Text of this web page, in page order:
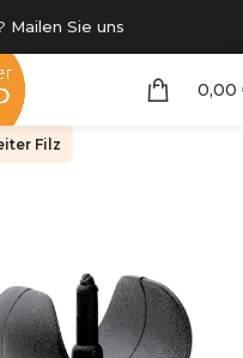
Mailen Sie uns
0,00
Filz